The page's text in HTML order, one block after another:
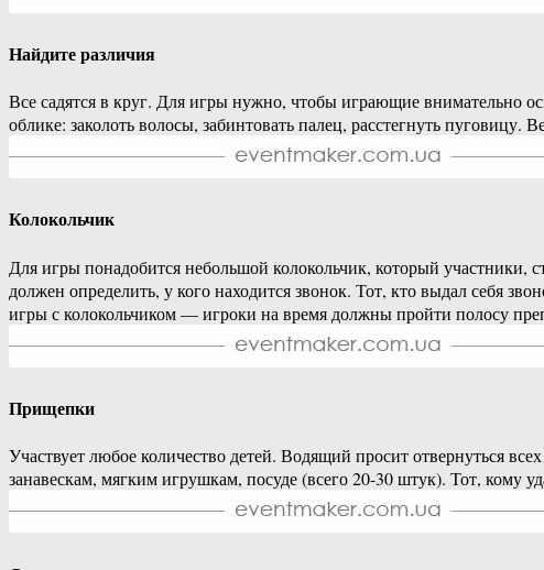
Найдите различия
Все садятся в круг. Для игры нужно, чтобы играющие внимательно
облике: заколоть волосы, забинтовать палец, расстегнуть
Колокольчик
Для игры понадобится небольшой колокольчик, который участники,
должен определить, у кого находится звонок. Тот, кто выдал себя
игры с колокольчиком — игроки на время должны пройти полосу
Прищепки
Участвует любое количество детей. Водящий просит отвернуться
занавескам, мягким игрушкам, посуде (всего 20-30 штук). Тот, кому